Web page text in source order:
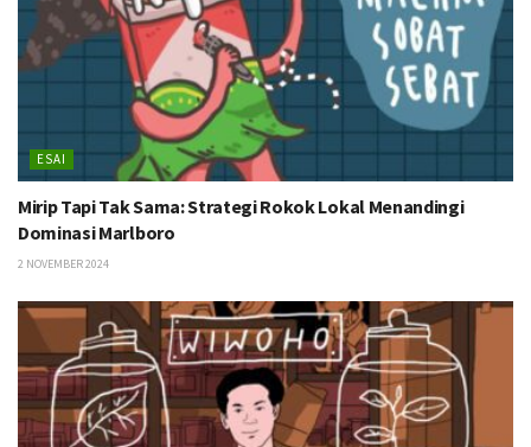
ESAI
Mirip Tapi Tak Sama: Strategi Rokok Lokal Menandingi
Dominasi Marlboro
2 NOVEMBER 2024